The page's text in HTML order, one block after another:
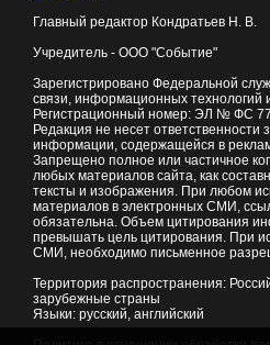
Главный редактор Кондратьев Н. В.
Учредитель - ООО "Событие"
Зарегистрировано Федеральной
связи, информационных технологий
Регистрационный номер: ЭЛ № ФС
Редакция не несет ответственности
информации, содержащейся в
Запрещено полное или частичное
любых материалов сайта, как
тексты и изображения. При любом
материалов в электронных СМИ,
обязательна. Объем цитирования
превышать цель цитирования. При
СМИ, необходимо письменное
Территория распространения:
зарубежные страны
Языки: русский, английский